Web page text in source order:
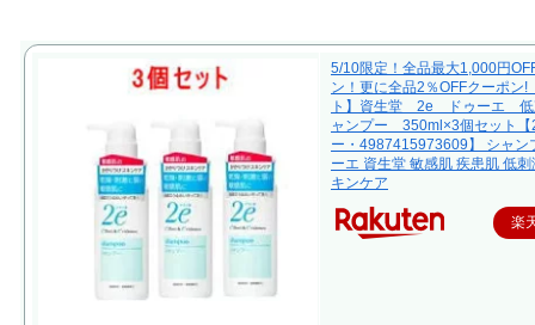
5/10限定！全品最大1,000円
ン！更に全品2％OFFクーポン!
ト】資生堂 2e ドゥーエ
ャンプー 350ml×3個セット【
ー・4987415973609】 シャン
ーエ 資生堂 敏感肌 疾患肌 低
キンケア
楽